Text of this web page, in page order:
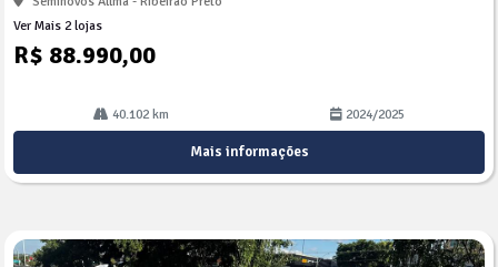
Ver Mais 2 lojas
R$ 88.990,00
40.102 km 2024/2025
Mais informações